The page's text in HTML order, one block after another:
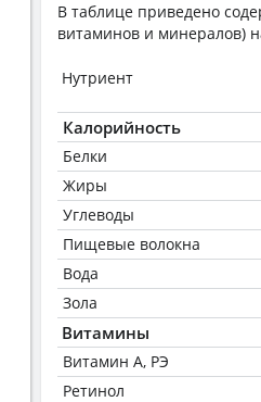
В таблице приведено
витаминов и минералов)
Нутриент
Калорийность
Белки
Жиры
Углеводы
Пищевые волокна
Вода
Зола
Витамины
Витамин А, РЭ
Ретинол